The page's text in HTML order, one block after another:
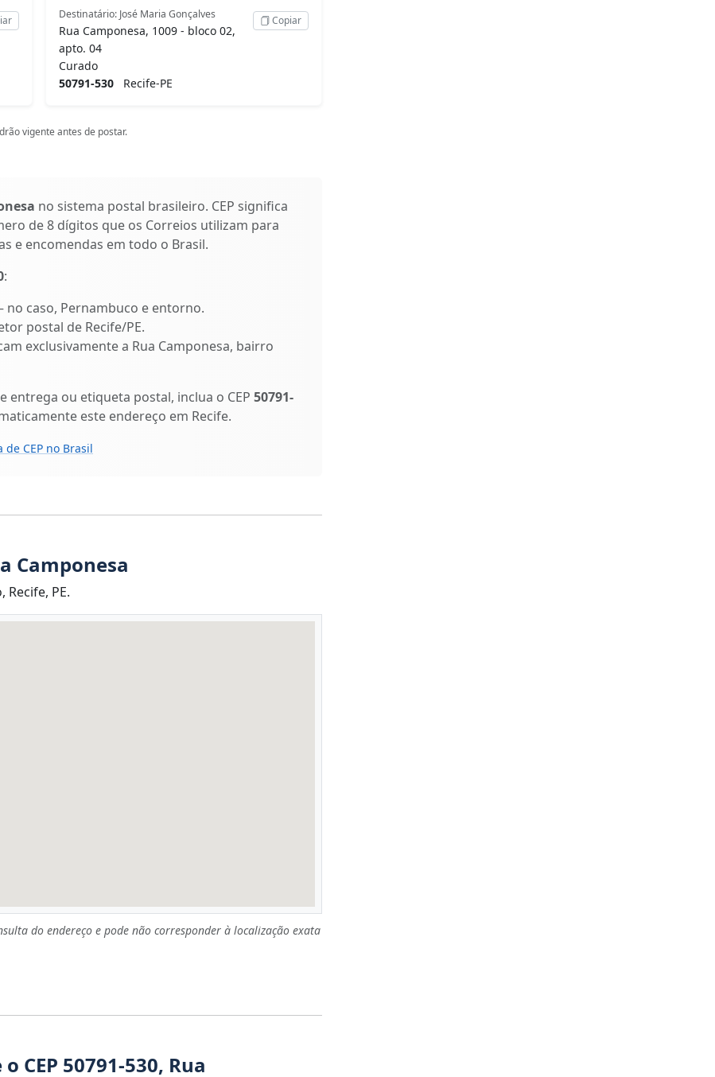
Destinatário: José Maria Gonçalves
Rua Camponesa, 1009 - bloco 02,
apto. 04
Curado
50791-530 Recife-PE
Copiar
vigente antes de postar.
no sistema postal brasileiro. CEP significa
de 8 dígitos que os Correios utilizam para
e encomendas em todo o Brasil.
:
no caso, Pernambuco e entorno.
postal de Recife/PE.
exclusivamente a Rua Camponesa, bairro
ou etiqueta postal, inclua o CEP 50791-
este endereço em Recife.
CEP no Brasil
Camponesa
Recife, PE.
do endereço e pode não corresponder à localização exata
CEP 50791-530, Rua